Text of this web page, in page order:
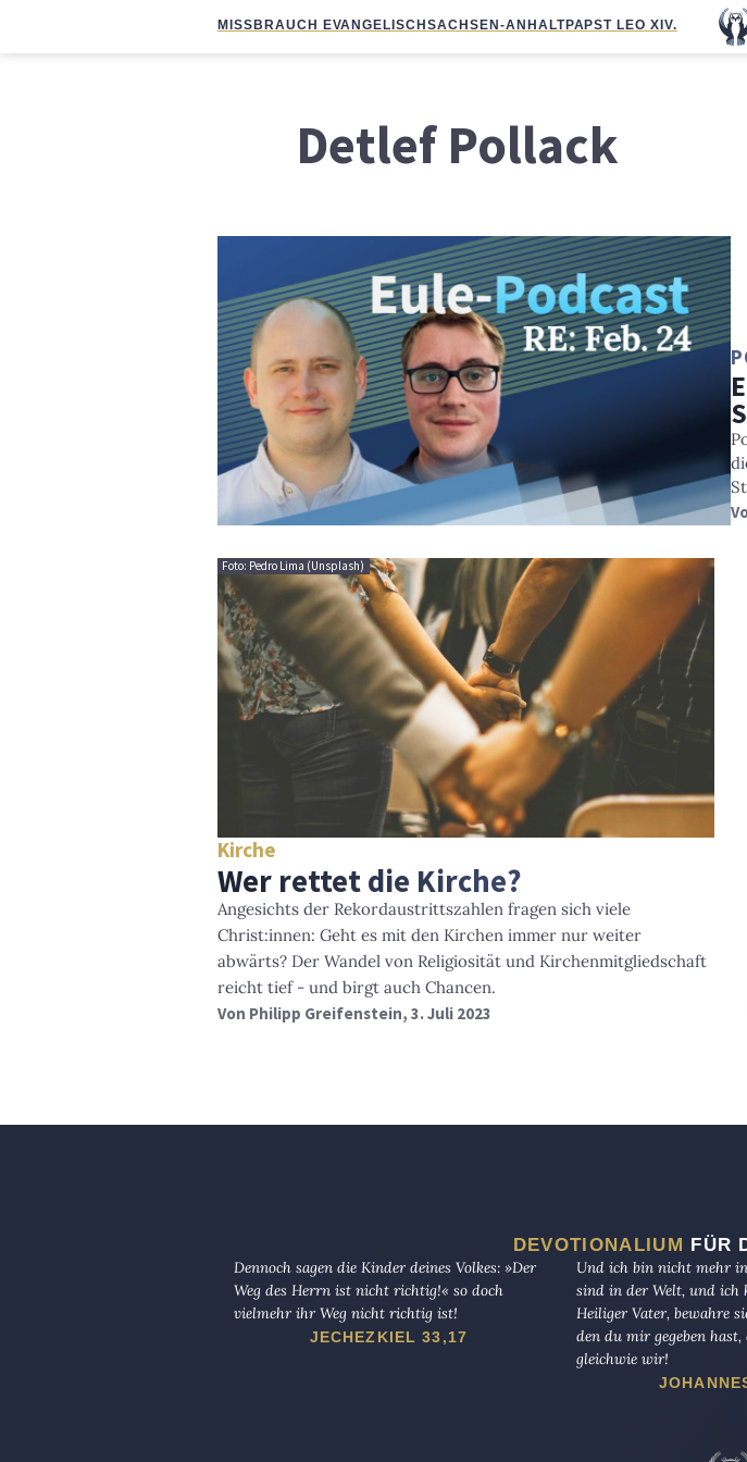
MISSBRAUCH EVANGELISCHSACHSEN-ANHALTPAPST LEO XIV.
Detlef Pollack
Foto: Pedro Lima (Unsplash)
Kirche
Wer rettet die Kirche?
Angesichts der Rekordaustrittszahlen fragen sich viele
Christ:innen: Geht es mit den Kirchen immer nur weiter
abwärts? Der Wandel von Religiosität und Kirchenmitgliedschaft
reicht tief - und birgt auch Chancen.
Von Philipp Greifenstein, 3. Juli 2023
DEVOTIONALIUM FÜR
Dennoch sagen die Kinder deines Volkes: »Der
Weg des Herrn ist nicht richtig!« so doch
vielmehr ihr Weg nicht richtig ist!
JECHEZKIEL 33,17
Und ich bin nicht mehr
sind in der Welt, und ich
Heiliger Vater, bewahre
den du mir gegeben
gleichwie wir!